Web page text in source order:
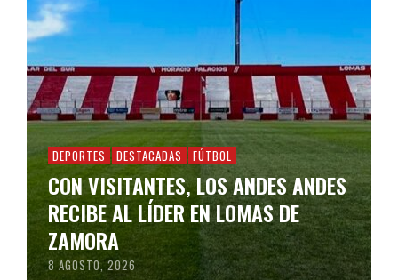
DEPORTES DESTACADAS FÚTBOL
CON VISITANTES, LOS ANDES ANDES
RECIBE AL LÍDER EN LOMAS DE
ZAMORA
8 AGOSTO, 2026